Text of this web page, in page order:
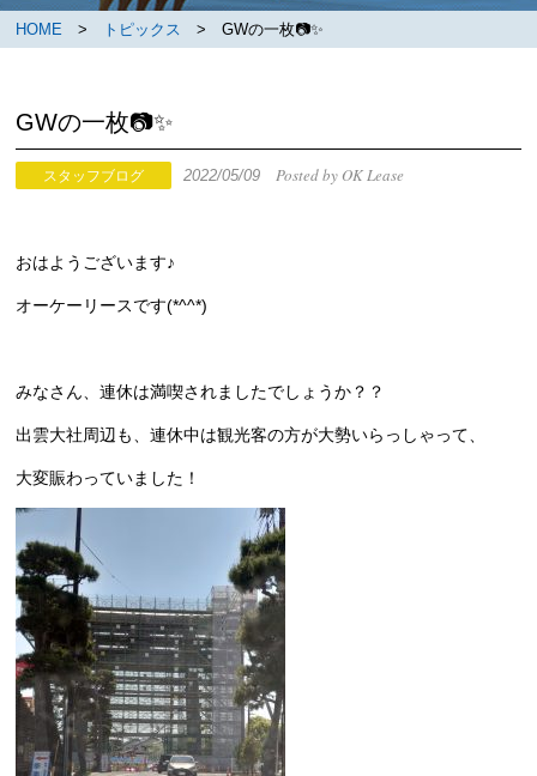
HOME > トピックス > GWの一枚📷✨
GWの一枚📷✨
スタッフブログ 2022/05/09Posted by OK Lease
おはようございます♪
オーケーリースです(*^^*)
みなさん、連休は満喫されましたでしょうか？？
出雲大社周辺も、連休中は観光客の方が大勢いらっしゃって、
大変賑わっていました！